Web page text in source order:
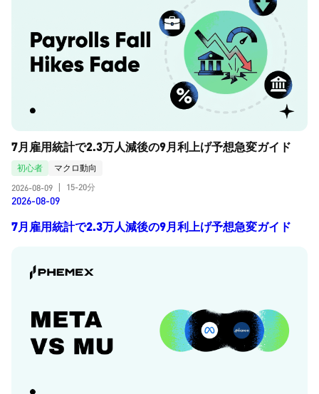
7月雇用統計で2.3万人減後の9月利上げ予想急変ガイド
初心者
マクロ動向
2026-08-09
15-20分
2026-08-09
7月雇用統計で2.3万人減後の9月利上げ予想急変ガイド